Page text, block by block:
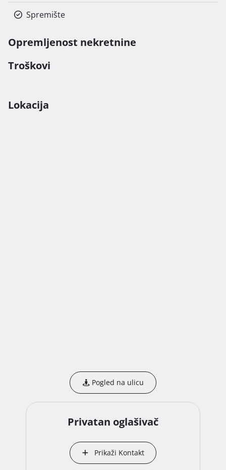
Spremište
Opremljenost nekretnine
Troškovi
Lokacija
Pogled na ulicu
Privatan oglašivač
Prikaži Kontakt